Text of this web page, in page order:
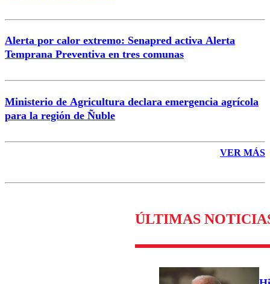
Alerta por calor extremo: Senapred activa Alerta
Temprana Preventiva en tres comunas
Ministerio de Agricultura declara emergencia agrícola
para la región de Ñuble
VER MÁS
ÚLTIMAS